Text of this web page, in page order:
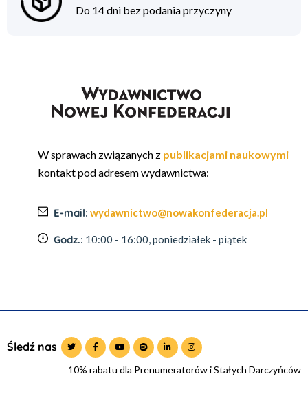
Do 14 dni bez podania przyczyny
W sprawach związanych zpublikacjami naukowymi
kontakt pod adresem wydawnictwa:
E-mail: wydawnictwo@nowakonfederacja.pl
Godz.: 10:00 - 16:00, poniedziałek - piątek
Śledź nas
10% rabatu dla Prenumeratorów i Stałych Darczyńców